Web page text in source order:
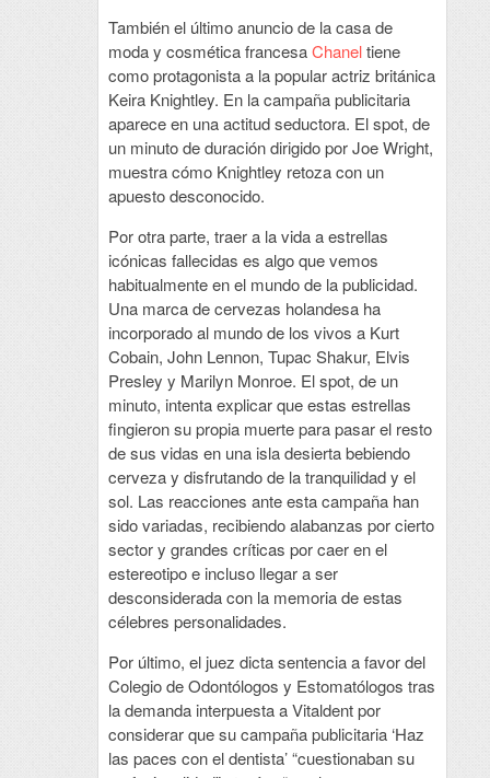
También el último anuncio de la casa de
moda y cosmética francesaChaneltiene
como protagonista a la popular actriz británica
Keira Knightley. En la campaña publicitaria
aparece en una actitud seductora. El spot, de
un minuto de duración dirigido por Joe Wright,
muestra cómo Knightley retoza con un
apuesto desconocido.
Por otra parte, traer a la vida a estrellas
icónicas fallecidas es algo que vemos
habitualmente en el mundo de la publicidad.
Una marca de cervezas holandesa ha
incorporado al mundo de los vivos a Kurt
Cobain, John Lennon, Tupac Shakur, Elvis
Presley y Marilyn Monroe. El spot, de un
minuto, intenta explicar que estas estrellas
fingieron su propia muerte para pasar el resto
de sus vidas en una isla desierta bebiendo
cerveza y disfrutando de la tranquilidad y el
sol. Las reacciones ante esta campaña han
sido variadas, recibiendo alabanzas por cierto
sector y grandes críticas por caer en el
estereotipo e incluso llegar a ser
desconsiderada con la memoria de estas
célebres personalidades.
Por último, el juez dicta sentencia a favor del
Colegio de Odontólogos y Estomatólogos tras
la demanda interpuesta a Vitaldent por
considerar que su campaña publicitaria ‘Haz
las paces con el dentista’ “cuestionaban su